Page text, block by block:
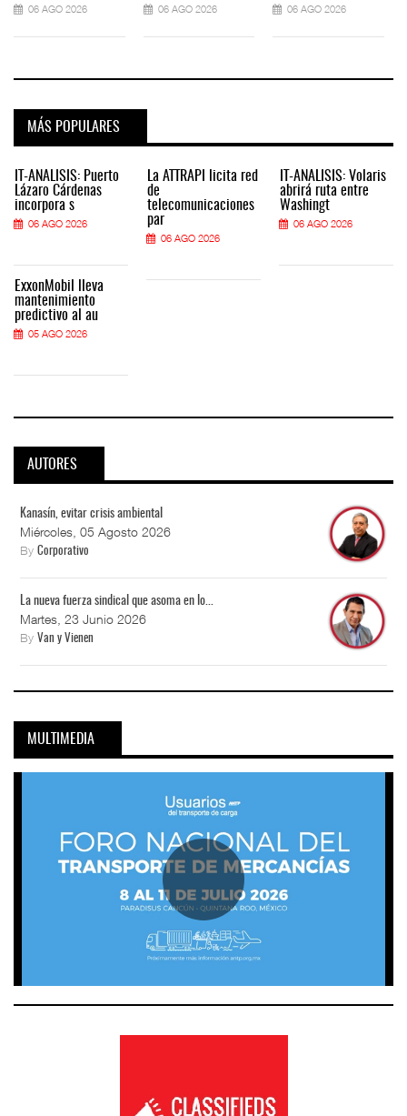
06 AGO 2026 06 AGO 2026 06 AGO 2026
MÁS POPULARES
IT-ANÁLISIS: Puerto
Lázaro Cárdenas
incorpora s
06 AGO 2026
ExxonMobil lleva
mantenimiento
predictivo al au
05 AGO 2026
La ATTRAPI licita red
de
telecomunicaciones
par
06 AGO 2026
IT-ANÁLISIS: Volaris
abrirá ruta entre
Washingt
06 AGO 2026
AUTORES
Kanasín, evitar crisis ambiental
Miércoles, 05 Agosto 2026
By Corporativo
La nueva fuerza sindical que asoma en lo...
Martes, 23 Junio 2026
By Van y Vienen
MULTIMEDIA